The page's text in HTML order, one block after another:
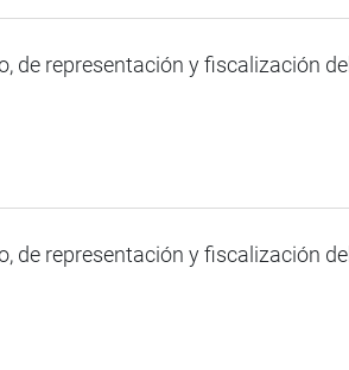
de representación y fiscalización del
de representación y fiscalización del